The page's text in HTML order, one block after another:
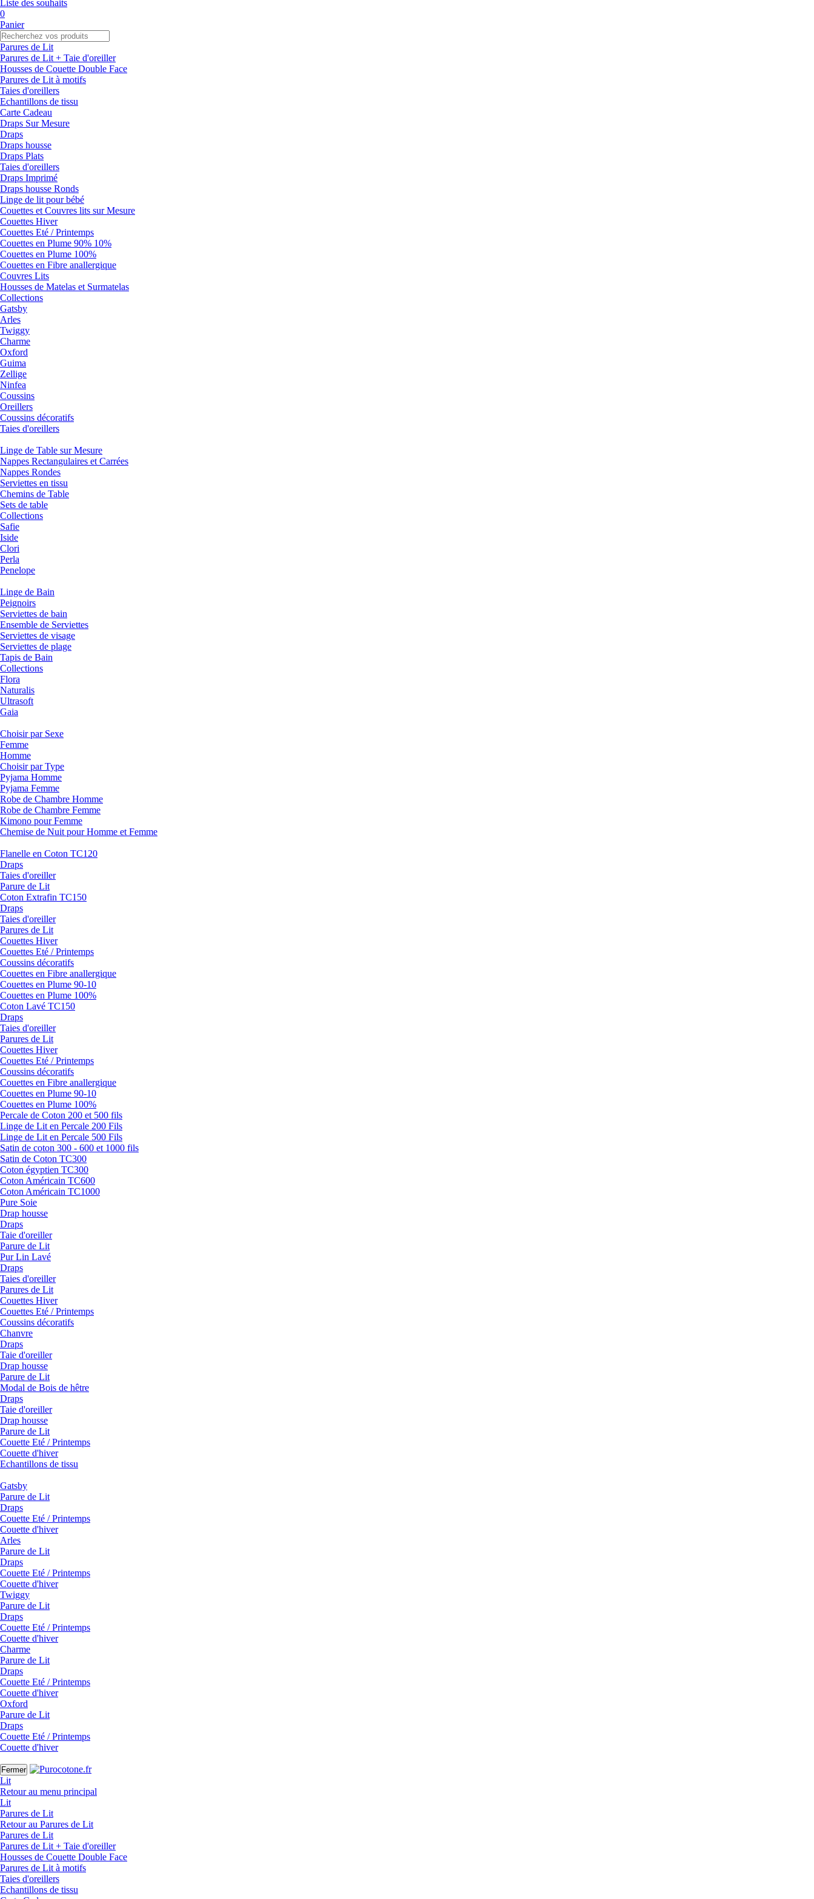
Liste des souhaits
0
Panier
Parures de Lit
Parures de Lit + Taie d'oreiller
Housses de Couette Double Face
Parures de Lit à motifs
Taies d'oreillers
Echantillons de tissu
Carte Cadeau
Draps Sur Mesure
Draps
Draps housse
Draps Plats
Taies d'oreillers
Draps Imprimé
Draps housse Ronds
Linge de lit pour bébé
Couettes et Couvres lits sur Mesure
Couettes Hiver
Couettes Eté / Printemps
Couettes en Plume 90% 10%
Couettes en Plume 100%
Couettes en Fibre anallergique
Couvres Lits
Housses de Matelas et Surmatelas
Collections
Gatsby
Arles
Twiggy
Charme
Oxford
Guima
Zellige
Ninfea
Coussins
Oreillers
Coussins décoratifs
Taies d'oreillers
Linge de Table sur Mesure
Nappes Rectangulaires et Carrées
Nappes Rondes
Serviettes en tissu
Chemins de Table
Sets de table
Collections
Safie
Iside
Clori
Perla
Penelope
Linge de Bain
Peignoirs
Serviettes de bain
Ensemble de Serviettes
Serviettes de visage
Serviettes de plage
Tapis de Bain
Collections
Flora
Naturalis
Ultrasoft
Gaia
Choisir par Sexe
Femme
Homme
Choisir par Type
Pyjama Homme
Pyjama Femme
Robe de Chambre Homme
Robe de Chambre Femme
Kimono pour Femme
Chemise de Nuit pour Homme et Femme
Flanelle en Coton TC120
Draps
Taies d'oreiller
Parure de Lit
Coton Extrafin TC150
Draps
Taies d'oreiller
Parures de Lit
Couettes Hiver
Couettes Eté / Printemps
Coussins décoratifs
Couettes en Fibre anallergique
Couettes en Plume 90-10
Couettes en Plume 100%
Coton Lavé TC150
Draps
Taies d'oreiller
Parures de Lit
Couettes Hiver
Couettes Eté / Printemps
Coussins décoratifs
Couettes en Fibre anallergique
Couettes en Plume 90-10
Couettes en Plume 100%
Percale de Coton 200 et 500 fils
Linge de Lit en Percale 200 Fils
Linge de Lit en Percale 500 Fils
Satin de coton 300 - 600 et 1000 fils
Satin de Coton TC300
Coton égyptien TC300
Coton Américain TC600
Coton Américain TC1000
Pure Soie
Drap housse
Draps
Taie d'oreiller
Parure de Lit
Pur Lin Lavé
Draps
Taies d'oreiller
Parures de Lit
Couettes Hiver
Couettes Eté / Printemps
Coussins décoratifs
Chanvre
Draps
Taie d'oreiller
Drap housse
Parure de Lit
Modal de Bois de hêtre
Draps
Taie d'oreiller
Drap housse
Parure de Lit
Couette Eté / Printemps
Couette d'hiver
Echantillons de tissu
Gatsby
Parure de Lit
Draps
Couette Eté / Printemps
Couette d'hiver
Arles
Parure de Lit
Draps
Couette Eté / Printemps
Couette d'hiver
Twiggy
Parure de Lit
Draps
Couette Eté / Printemps
Couette d'hiver
Charme
Parure de Lit
Draps
Couette Eté / Printemps
Couette d'hiver
Oxford
Parure de Lit
Draps
Couette Eté / Printemps
Couette d'hiver
Fermer
Lit
Retour au menu principal
Lit
Parures de Lit
Retour au Parures de Lit
Parures de Lit
Parures de Lit + Taie d'oreiller
Housses de Couette Double Face
Parures de Lit à motifs
Taies d'oreillers
Echantillons de tissu